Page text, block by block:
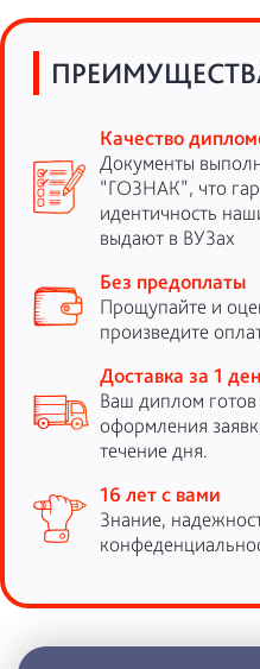
Качество
Документы
“ГОЗНАК”, что
идентичность
выдают в ВУЗах
Без предоплаты
Прощупайте и
произведите
Доставка за 1
Ваш диплом готов
оформления
течение дня.
16 лет с вами
Знание,